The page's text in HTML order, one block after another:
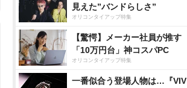
見えた”バンドらしさ”
オリコンタイアップ特集
【驚愕】メーカー社員が推す
「10万円台」神コスパPC
オリコンタイアップ特集
一番似合う登場人物は…『VIV